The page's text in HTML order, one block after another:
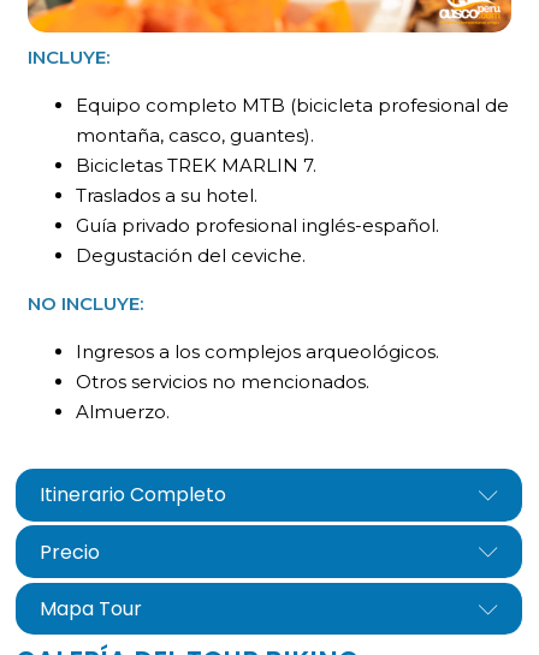
Itinerario Completo
Precio
Mapa Tour
INCLUYE:
Equipo completo MTB (bicicleta profesional de
montaña, casco, guantes).
Bicicletas TREK MARLIN 7.
Traslados a su hotel.
Guía privado profesional inglés-español.
Degustación del ceviche.
NO INCLUYE:
Ingresos a los complejos arqueológicos.
Otros servicios no mencionados.
Almuerzo.